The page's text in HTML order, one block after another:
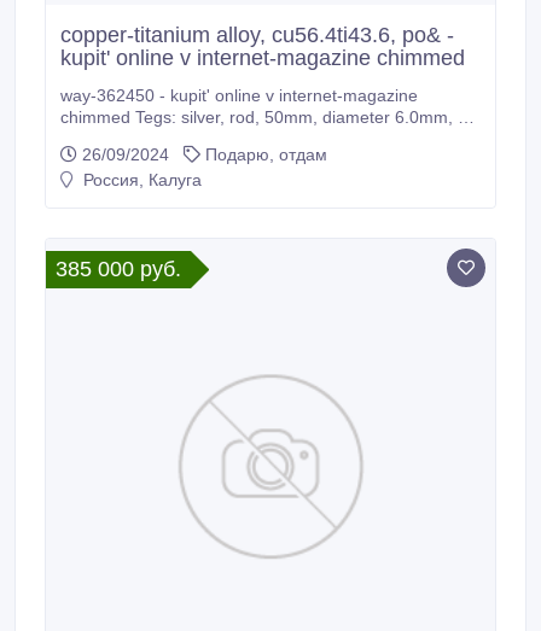
copper-titanium alloy, cu56.4ti43.6, po& -
kupit' online v internet-magazine chimmed
way-362450 - kupit' online v internet-magazine
chimmed Tegs: silver, rod, 50mm, diameter 6.0mm, as
300x300mm, thickness 0.20mm, & - kupit' online v
internet-magazine chimmed iron, rod, 100mm,
26/09/2024
Подарю, отдам
Россия, Калуга
385 000 руб.